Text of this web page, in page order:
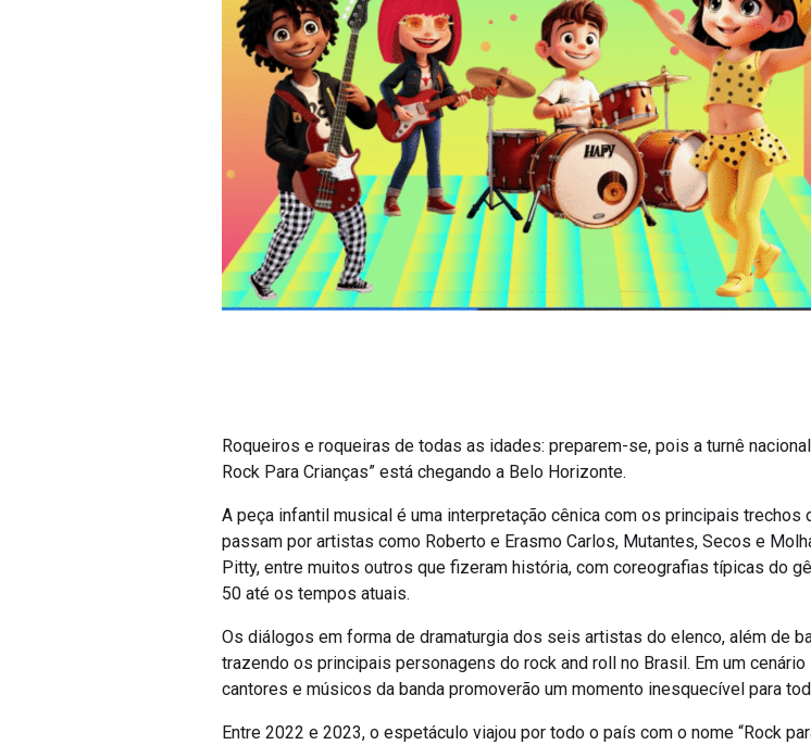
Roqueiros e roqueiras de todas as idades: preparem-se, pois a turnê
Rock Para Crianças” está chegando a Belo Horizonte.
A peça infantil musical é uma interpretação cênica com os principais
passam por artistas como Roberto e Erasmo Carlos, Mutantes, Secos e
Pitty, entre muitos outros que fizeram história, com coreografias típicas do
50 até os tempos atuais.
Os diálogos em forma de dramaturgia dos seis artistas do elenco, além de
trazendo os principais personagens do rock and roll no Brasil. Em um
cantores e músicos da banda promoverão um momento inesquecível para
Entre 2022 e 2023, o espetáculo viajou por todo o país com o nome “Rock